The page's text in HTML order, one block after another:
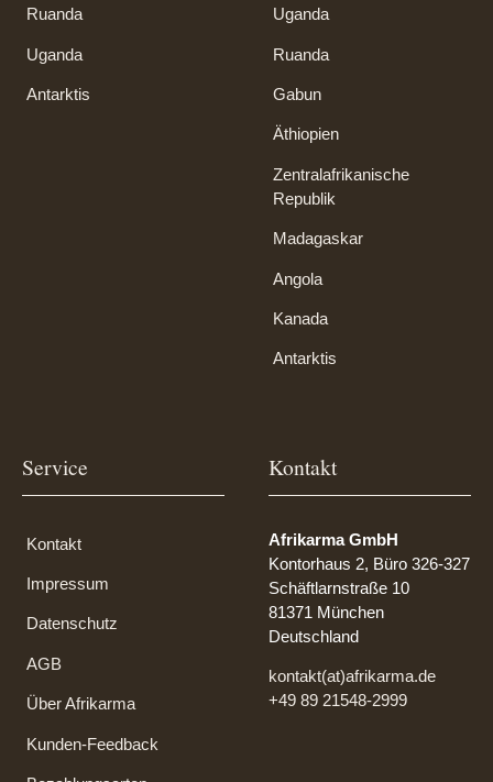
Ruanda
Uganda
Antarktis
Uganda
Ruanda
Gabun
Äthiopien
Zentralafrikanische
Republik
Madagaskar
Angola
Kanada
Antarktis
Service
Kontakt
Impressum
Datenschutz
AGB
Über Afrikarma
Kunden-Feedback
Kontakt
Afrikarma GmbH
Kontorhaus 2, Büro 326-327
Schäftlarnstraße 10
81371 München
Deutschland
kontakt(at)afrikarma.de
+49 89 21548-2999